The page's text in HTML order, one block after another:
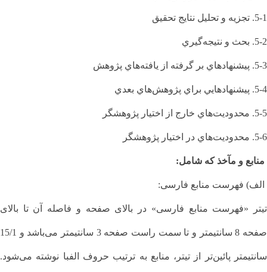
5-1. تجزيه و تحليل نتايج تحقيق
5-2. بحث و نتيجه‌گيري
5-3. پيشنهاد‌هاي بر گرفته از يافته‌هاي پژوهش
5-4. پيشنهادهایي براي پژوهش‌هاي بعدي
5-5. محدوديت‌هاي خارج از اختيار پژوهشگر
5-6. محدوديت‌هاي در اختيار پژوهشگر
منابع و مآخذ که شامل:
الف) فهرست منابع فارسی:
تیتر «فهرست منابع فارسی» در بالای صفحه و فاصله آن تا بالای
صفحه 8 سانتیمتر و تا سمت راست صفحه 3 سانتیمتر می‌باشد و 15/1
سانتیمتر پائین‌تر از تیتر، منابع به ترتیب حروف الفبا نوشته می‌شود.